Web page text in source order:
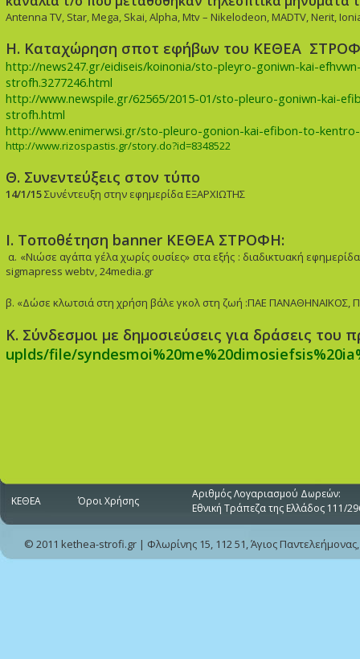
Antenna TV, Star, Mega, Skai, Alpha, Mtv – Nikelodeon, MADTV, Nerit,
Η. Καταχώρηση σποτ εφήβων του ΚΕΘΕΑ
http://news247.gr/eidiseis/koinonia/sto-pleyro-goniwn-kai-
strofh.3277246.html
http://www.newspile.gr/62565/2015-01/sto-pleuro-goniwn-kai-
strofh.html
http://www.enimerwsi.gr/sto-pleuro-gonion-kai-efibon-to-
http://www.rizospastis.gr/story.do?id=8348522
Θ. Συνεντεύξεις στον τύπο
14/1/15Συνέντευξη στην εφημερίδα ΕΞΑΡΧΙΩΤΗΣ
Ι. Τοποθέτηση banner ΚΕΘΕΑ ΣΤΡΟΦΗ:
α. «Νιώσε αγάπα γέλα χωρίς ουσίες» στα εξής : διαδικτυακή
sigmapress webtv, 24media.gr
β. «Δώσε κλωτσιά στη χρήση βάλε γκολ στη ζωή :ΠΑΕ ΠΑΝΑΘΗΝΑΪΚΟΣ,
Κ. Σύνδεσμοι με δημοσιεύσεις για δράσεις του
uplds/file/
ΚΕΘΕΑ Όροι Χρήσης
Αριθμός Λογαριασμού Δωρεών:
Εθνική Τράπεζα της Ελλάδος 111/
© 2011 kethea-strofi.gr | Φλωρίνης 15, 112 51, Άγιος Παντελεήμονας,